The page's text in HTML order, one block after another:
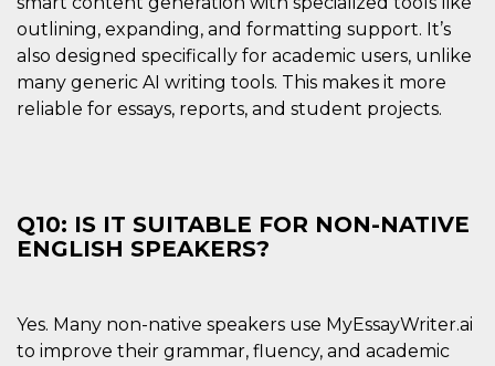
outlining, expanding, and formatting support. It’s
also designed specifically for academic users, unlike
many generic AI writing tools. This makes it more
reliable for essays, reports, and student projects.
Q10: IS IT SUITABLE FOR NON-NATIVE
ENGLISH SPEAKERS?
Yes. Many non-native speakers use MyEssayWriter.ai
to improve their grammar, fluency, and academic